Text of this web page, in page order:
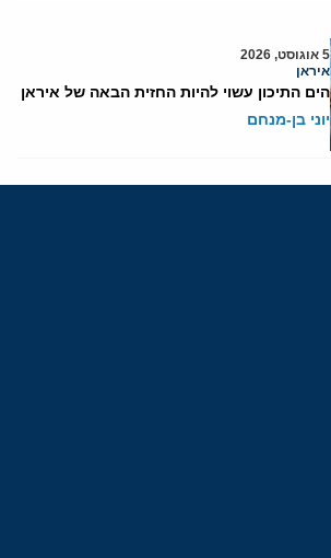
5 אוגוסט, 2026
איראן
הים התיכון עשוי להיות החזית הבאה של איראן
יוני בן-מנחם